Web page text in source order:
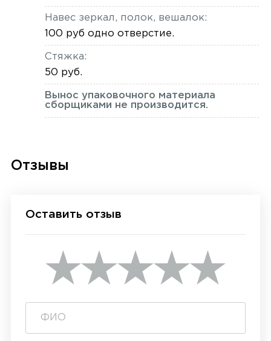
Навес зеркал, полок, вешалок:
100 руб одно отверстие.
Стяжка:
50 руб.
Вынос упаковочного материала
сборщиками не производится.
Отзывы
Оставить отзыв